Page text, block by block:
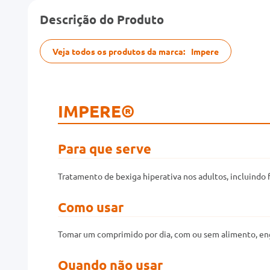
Descrição do Produto
Veja todos os produtos da marca: Impere
IMPERE®
Para que serve
Tratamento de bexiga hiperativa nos adultos,
Como usar
Tomar um comprimido por dia, com ou sem alimento,
Quando não usar